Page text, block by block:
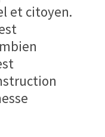
et citoyen.